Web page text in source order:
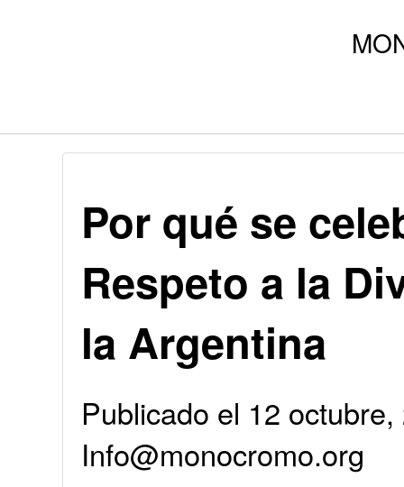
Por qué se
Respeto a la
la Argentina
Publicado el 12
Info@monocromo.org